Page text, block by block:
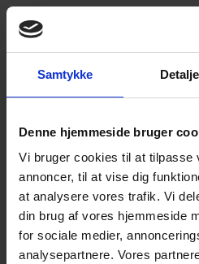
Samtykke
Denne hjemmeside bruger
Vi bruger cookies til at tilpasse
annoncer, til at vise dig
at analysere vores trafik. Vi
din brug af vores hjemmeside
for sociale medier,
analysepartnere. Vores